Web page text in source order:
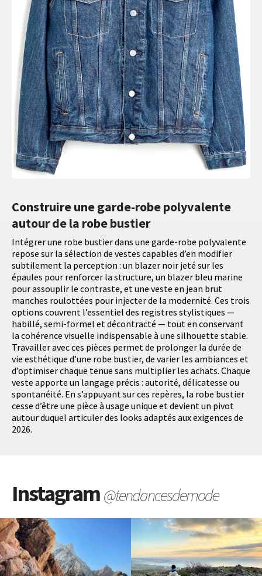
Construire une garde-robe polyvalente
autour de la robe bustier
Intégrer une robe bustier dans une garde-robe polyvalente
repose sur la sélection de vestes capables d’en modifier
subtilement la perception : un blazer noir jeté sur les
épaules pour renforcer la structure, un blazer bleu marine
pour assouplir le contraste, et une veste en jean brut
manches roulottées pour injecter de la modernité. Ces trois
options couvrent l’essentiel des registres stylistiques —
habillé, semi-formel et décontracté — tout en conservant
la cohérence visuelle indispensable à une silhouette stable.
Travailler avec ces pièces permet de prolonger la durée de
vie esthétique d’une robe bustier, de varier les ambiances et
d’optimiser chaque tenue sans multiplier les achats. Chaque
veste apporte un langage précis : autorité, délicatesse ou
spontanéité. En s’appuyant sur ces repères, la robe bustier
cesse d’être une pièce à usage unique et devient un pivot
autour duquel articuler des looks adaptés aux exigences de
2026.
Instagram@tendancesdemode